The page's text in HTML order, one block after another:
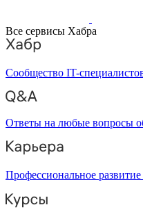
Все сервисы Хабра
Сообщество IT-
Ответы на любые вопросы
Профессиональное